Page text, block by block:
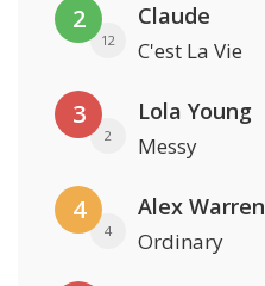
2
12
Claude
C'est La Vie
3
2
Lola Young
Messy
4
4
Alex Warren
Ordinary